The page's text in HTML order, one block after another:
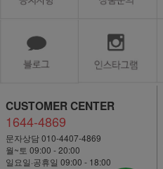
CUSTOMER CENTER
1644-4869
문자상담 010-4407-4869
월~토 09:00 - 20:00
일요일·공휴일 09:00 - 18:00